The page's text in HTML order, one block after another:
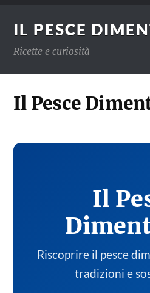
IL PESCE
Ricette e curiosità
Il Pesce
Il
Riscoprire il pesce
tradizioni e